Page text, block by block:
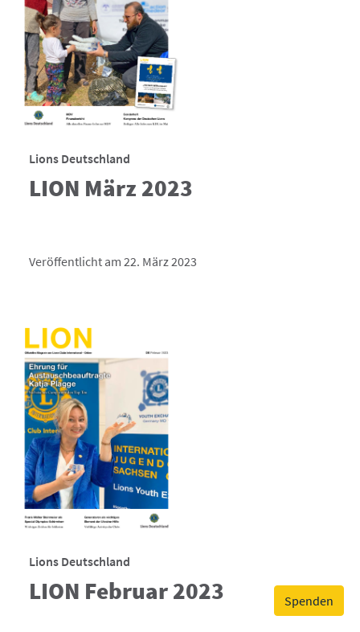
Spenden
Lions Deutschland
LION März 2023
Veröffentlicht am 22. März 2023
Lions Deutschland
LION Februar 2023